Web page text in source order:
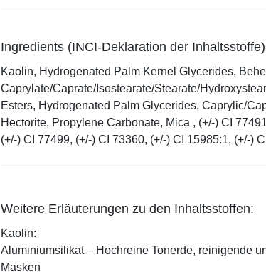
Ingredients (INCI-Deklaration der
Kaolin, Hydrogenated Palm Kernel Glycerides,
Caprylate/Caprate/Isostearate/Stearate/
Esters, Hydrogenated Palm Glycerides, Caprylic/
Hectorite, Propylene Carbonate, Mica , (+/-) CI
(+/-) CI 77499, (+/-) CI 73360, (+/-) CI 15985:1, (+/-)
Weitere Erläuterungen zu den Inhaltsstoffen:
Kaolin:
Aluminiumsilikat – Hochreine Tonerde, reinigende
Masken